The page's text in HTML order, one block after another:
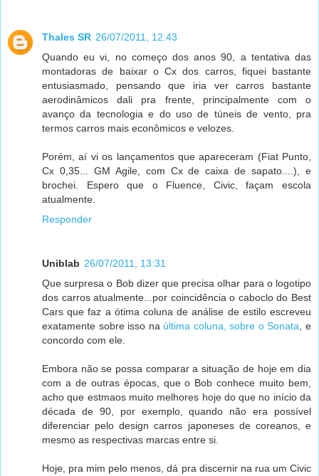
Thales SR 26/07/2011, 12:43
Quando eu vi, no começo dos anos 90, a tentativa das
montadoras de baixar o Cx dos carros, fiquei bastante
entusiasmado, pensando que iria ver carros bastante
aerodinâmicos dali pra frente, principalmente com o
avanço da tecnologia e do uso de túneis de vento, pra
termos carros mais econômicos e velozes.
Porém, aí vi os lançamentos que apareceram (Fiat Punto,
Cx 0,35... GM Agile, com Cx de caixa de sapato....), e
brochei. Espero que o Fluence, Civic, façam escola
atualmente.
Responder
Uniblab 26/07/2011, 13:31
Que surpresa o Bob dizer que precisa olhar para o logotipo
dos carros atualmente...por coincidência o caboclo do Best
Cars que faz a ótima coluna de análise de estilo escreveu
exatamente sobre isso na última coluna, sobre o Sonata, e
concordo com ele.
Embora não se possa comparar a situação de hoje em dia
com a de outras épocas, que o Bob conhece muito bem,
acho que estmaos muito melhores hoje do que no início da
década de 90, por exemplo, quando não era possível
diferenciar pelo design carros japoneses de coreanos, e
mesmo as respectivas marcas entre si.
Hoje, pra mim pelo menos, dá pra discernir na rua um Civic